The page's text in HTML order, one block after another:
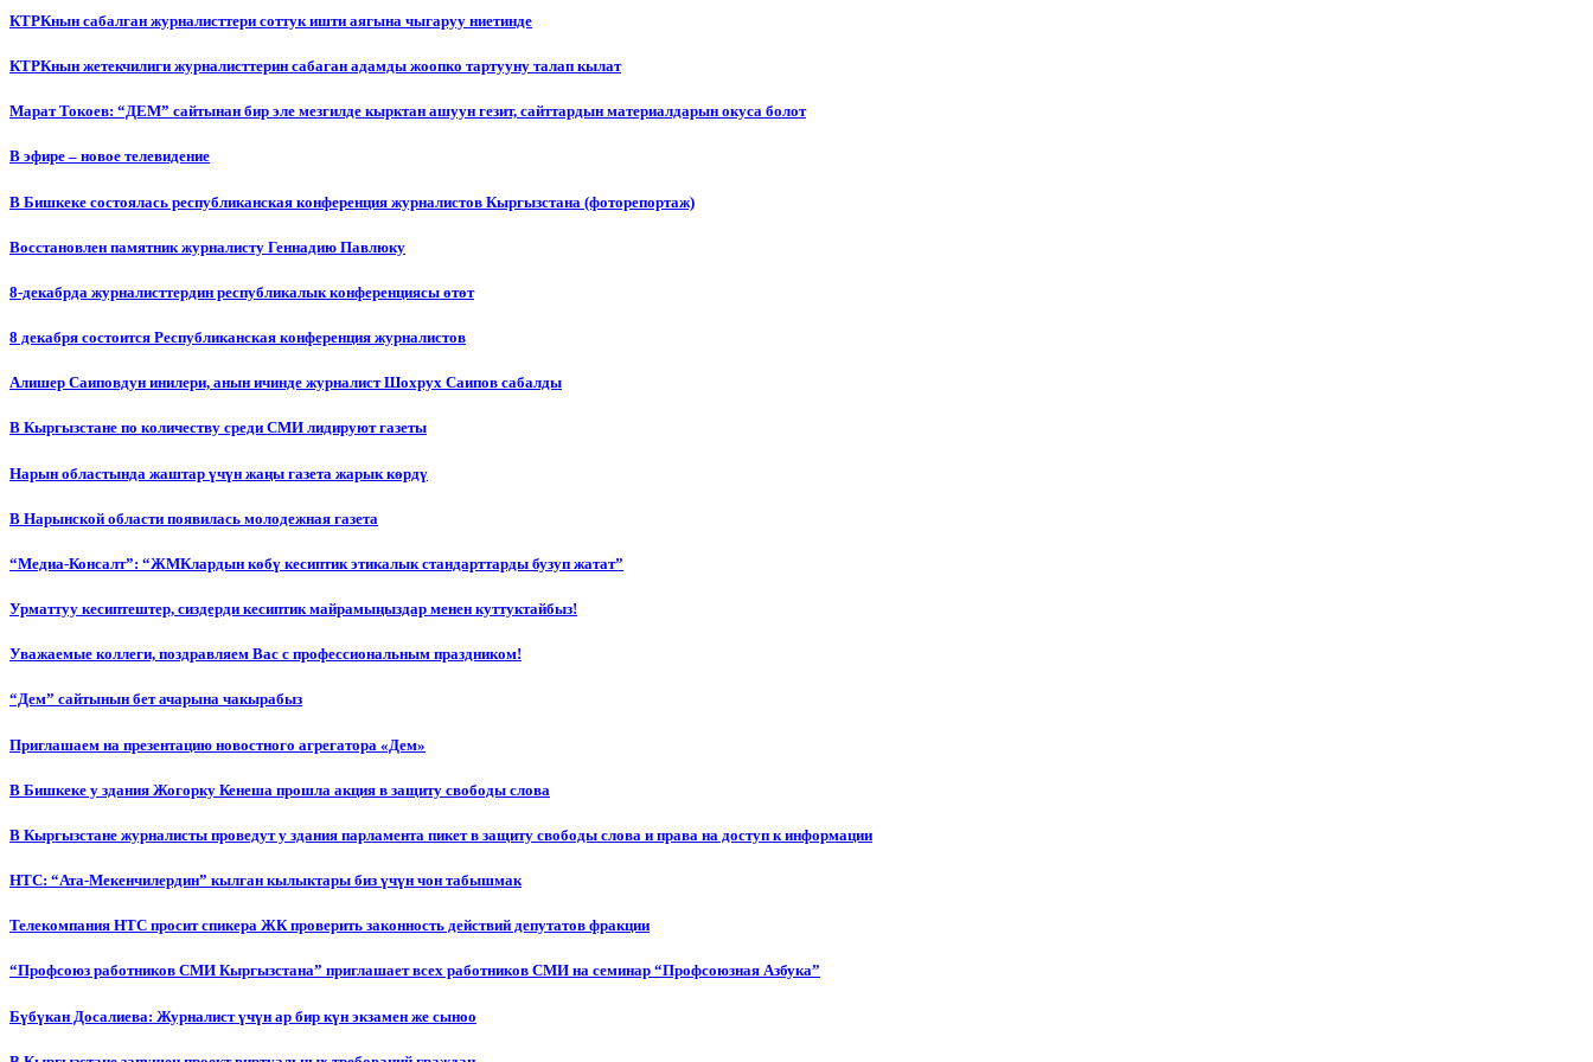
КТРКнын сабалган журналисттери соттук ишти аягына чыгаруу ниетинде
КТРКнын жетекчилиги журналисттерин сабаган адамды жоопко тартууну талап кылат
Марат Токоев: “ДЕМ” сайтынан бир эле мезгилде кырктан ашуун гезит, сайттардын материалдарын окуса болот
В эфире – новое телевидение
В Бишкеке состоялась республиканская конференция журналистов Кыргызстана (фоторепортаж)
Восстановлен памятник журналисту Геннадию Павлюку
8-декабрда журналисттердин республикалык конференциясы өтөт
8 декабря состоится Республиканская конференция журналистов
Алишер Саиповдун инилери, анын ичинде журналист Шохрух Саипов сабалды
В Кыргызстане по количеству среди СМИ лидируют газеты
Нарын областында жаштар үчүн жаңы газета жарык көрдү
В Нарынской области появилась молодежная газета
“Медиа-Консалт”: “ЖМКлардын көбү кесиптик этикалык стандарттарды бузуп жатат”
Урматтуу кесиптештер, сиздерди кесиптик майрамыңыздар менен куттуктайбыз!
Уважаемые коллеги, поздравляем Вас с профессиональным праздником!
“Дем” сайтынын бет ачарына чакырабыз
Приглашаем на презентацию новостного агрегатора «Дем»
В Бишкеке у здания Жогорку Кенеша прошла акция в защиту свободы слова
В Кыргызстане журналисты проведут у здания парламента пикет в защиту свободы слова и права на доступ к информации
НТС: “Ата-Мекенчилердин” кылган кылыктары биз үчүн чон табышмак
Телекомпания НТС просит спикера ЖК проверить законность действий депутатов фракции
“Профсоюз работников СМИ Кыргызстана” приглашает всех работников СМИ на семинар “Профсоюзная Азбука”
Бүбүкан Досалиева: Журналист үчүн ар бир күн экзамен же сыноо